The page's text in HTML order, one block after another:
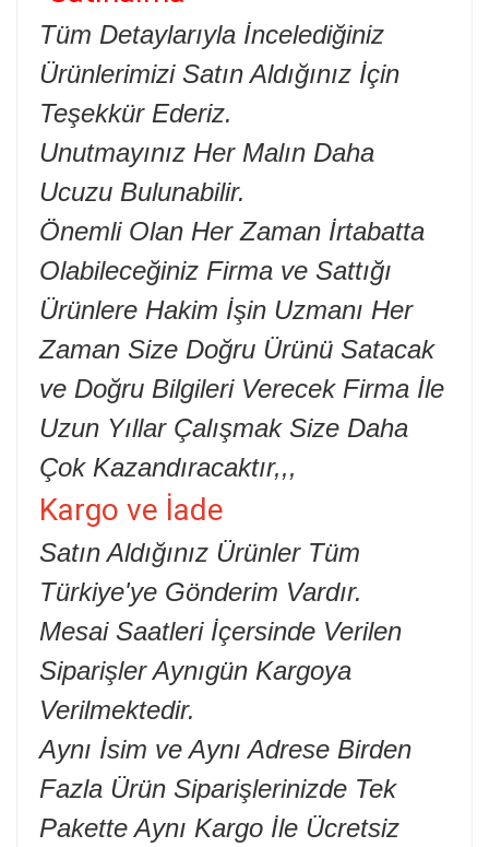
Tüm Detaylarıyla İncelediğiniz
Ürünlerimizi Satın Aldığınız İçin
Teşekkür Ederiz.
Unutmayınız Her Malın Daha
Ucuzu Bulunabilir.
Önemli Olan Her Zaman İrtabatta
Olabileceğiniz Firma ve Sattığı
Ürünlere Hakim İşin Uzmanı Her
Zaman Size Doğru Ürünü Satacak
ve Doğru Bilgileri Verecek Firma İle
Uzun Yıllar Çalışmak Size Daha
Çok Kazandıracaktır,,,
Kargo ve İade
Satın Aldığınız Ürünler Tüm
Türkiye'ye Gönderim Vardır.
Mesai Saatleri İçersinde Verilen
Siparişler Aynıgün Kargoya
Verilmektedir.
Aynı İsim ve Aynı Adrese Birden
Fazla Ürün Siparişlerinizde Tek
Pakette Aynı Kargo İle Ücretsiz